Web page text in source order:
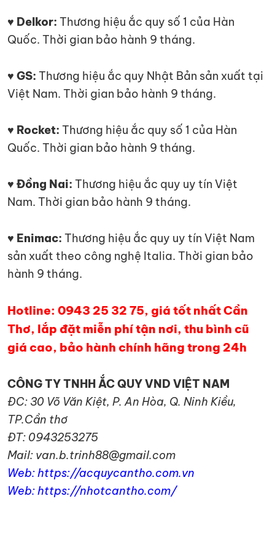
♥ Delkor: Thương hiệu ắc quy số 1 của Hàn
Quốc. Thời gian bảo hành 9 tháng.
♥ GS: Thương hiệu ắc quy Nhật Bản sản xuất tại
Việt Nam. Thời gian bảo hành 9 tháng.
♥ Rocket: Thương hiệu ắc quy số 1 của Hàn
Quốc. Thời gian bảo hành 9 tháng.
♥ Đồng Nai: Thương hiệu ắc quy uy tín Việt
Nam. Thời gian bảo hành 9 tháng.
♥ Enimac: Thương hiệu ắc quy uy tín Việt Nam
sản xuất theo công nghệ Italia. Thời gian bảo
hành 9 tháng.
Hotline: 0943 25 32 75, giá tốt nhất Cần
Thơ, lắp đặt miễn phí tận nơi, thu bình cũ
giá cao, bảo hành chính hãng trong 24h
CÔNG TY TNHH ẮC QUY VND VIỆT NAM
ĐC: 30 Võ Văn Kiệt, P. An Hòa, Q. Ninh Kiều,
TP.Cần thơ
ĐT: 0943253275
Mail: van.b.trinh88@gmail.com
Web: https://acquycantho.com.vn
Web: https://nhotcantho.com/